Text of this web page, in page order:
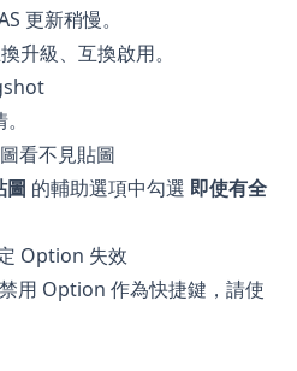
更新稍慢。
升級、互換啟用。
看不見貼圖
圖 的輔助選項中勾選 即使有全
Option 失效
用 Option 作為快捷鍵，請使